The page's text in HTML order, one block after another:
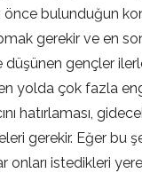
önce bulunduğun
gerekir ve en
düşünen gençler
yolda çok fazla
hatırlaması,
gerekir. Eğer bu
onları istedikleri